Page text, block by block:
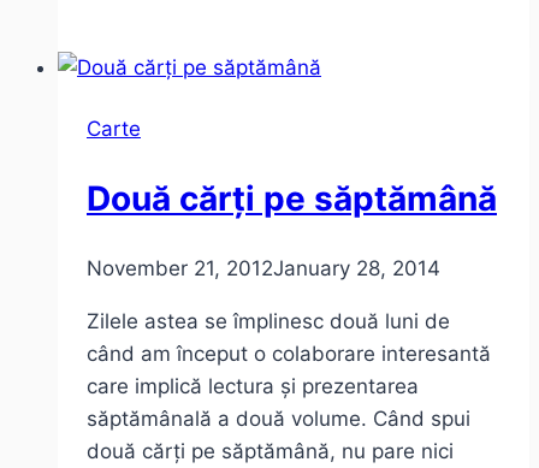
Romania
Boia
Carte
Două cărți pe săptămână
November 21, 2012January 28, 2014
Zilele astea se împlinesc două luni de
când am început o colaborare interesantă
care implică lectura și prezentarea
săptămânală a două volume. Când spui
două cărți pe săptămână, nu pare nici